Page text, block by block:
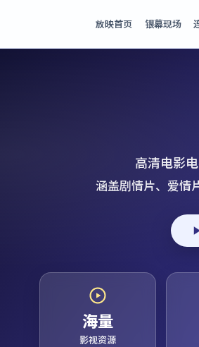
放映首页 银幕现场
高清电影
涵盖剧情片、爱情
海量
影视资源